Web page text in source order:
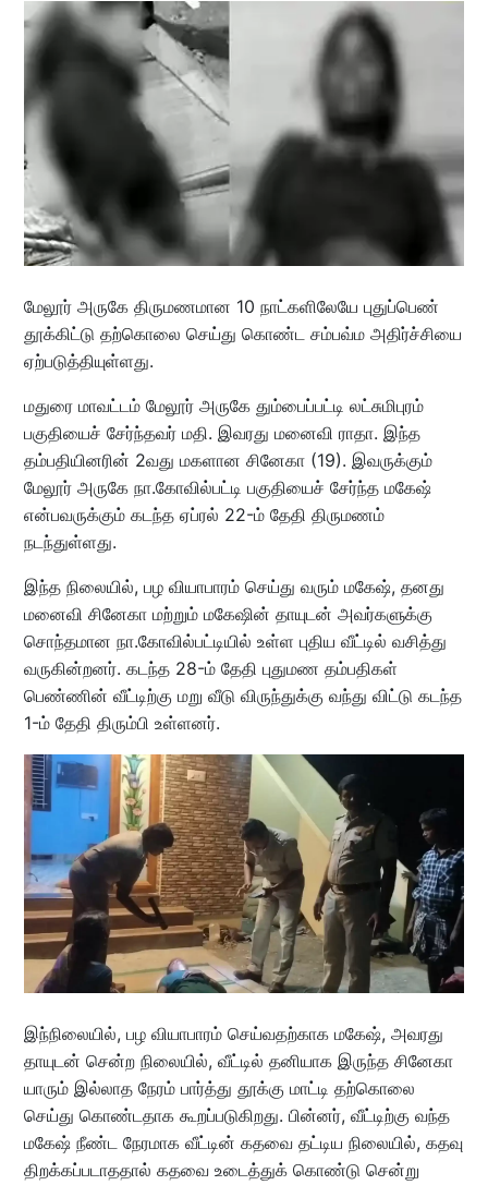
மேலூர் அருகே திருமணமான 10 நாட்களிலேயே புதுப்பெண்
தூக்கிட்டு தற்கொலை செய்து கொண்ட சம்பவ்ம அதிர்ச்சியை
ஏற்படுத்தியுள்ளது.
மதுரை மாவட்டம் மேலூர் அருகே தும்பைப்பட்டி லட்சுமிபுரம்
பகுதியைச் சேர்ந்தவர் மதி. இவரது மனைவி ராதா. இந்த
தம்பதியினரின் 2வது மகளான சினேகா (19). இவருக்கும்
மேலூர் அருகே நா.கோவில்பட்டி பகுதியைச் சேர்ந்த மகேஷ்
என்பவருக்கும் கடந்த ஏப்ரல் 22-ம் தேதி திருமணம்
நடந்துள்ளது.
இந்த நிலையில், பழ வியாபாரம் செய்து வரும் மகேஷ், தனது
மனைவி சினேகா மற்றும் மகேஷின் தாயுடன் அவர்களுக்கு
சொந்தமான நா.கோவில்பட்டியில் உள்ள புதிய வீட்டில் வசித்து
வருகின்றனர். கடந்த 28-ம் தேதி புதுமண தம்பதிகள்
பெண்ணின் வீட்டிற்கு மறு வீடு விருந்துக்கு வந்து விட்டு கடந்த
1-ம் தேதி திரும்பி உள்ளனர்.
இந்நிலையில், பழ வியாபாரம் செய்வதற்காக மகேஷ், அவரது
தாயுடன் சென்ற நிலையில், வீட்டில் தனியாக இருந்த சினேகா
யாரும் இல்லாத நேரம் பார்த்து தூக்கு மாட்டி தற்கொலை
செய்து கொண்டதாக கூறப்படுகிறது. பின்னர், வீட்டிற்கு வந்த
மகேஷ் நீண்ட நேரமாக வீட்டின் கதவை தட்டிய நிலையில், கதவு
திறக்கப்படாததால் கதவை உடைத்துக் கொண்டு சென்று